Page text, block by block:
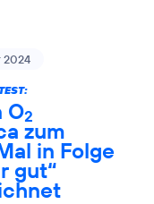
2024
O2
zum
in Folge
gut“